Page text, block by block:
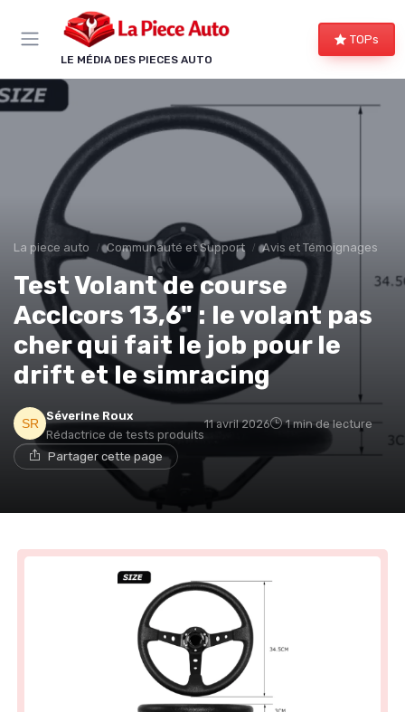
LE MÉDIA DES PIECES AUTO
TOPs
La piece auto Communauté et Support Avis et Témoignages
Test Volant de course
Acclcors 13,6" : le volant pas
cher qui fait le job pour le
drift et le simracing
Séverine Roux
Rédactrice de tests produits
11 avril 2026 1 min de lecture
Partager cette page
Panneau de gestion des cookies